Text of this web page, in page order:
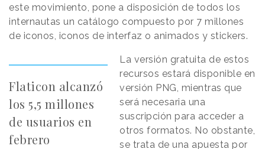
este movimiento, pone a disposición de todos los
internautas un catálogo compuesto por 7 millones
de iconos, iconos de interfaz o animados y stickers.
Flaticon alcanzó
los 5,5 millones
de usuarios en
febrero
La versión gratuita de estos
recursos estará disponible en
versión PNG, mientras que
será necesaria una
suscripción para acceder a
otros formatos. No obstante,
se trata de una apuesta por